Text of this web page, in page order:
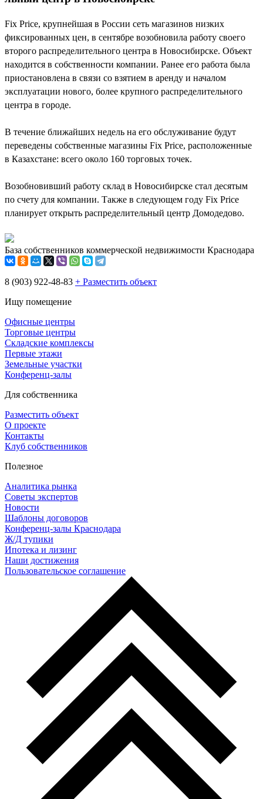
Fix Price, крупнейшая в России сеть магазинов низких
фиксированных цен, в сентябре возобновила работу своего
второго распределительного центра в Новосибирске. Объект
находится в собственности компании. Ранее его работа была
приостановлена в связи со взятием в аренду и началом
эксплуатации нового, более крупного распределительного
центра в городе.
В течение ближайших недель на его обслуживание будут
переведены собственные магазины Fix Price, расположенные
в Казахстане: всего около 160 торговых точек.
Возобновивший работу склад в Новосибирске стал десятым
по счету для компании. Также в следующем году Fix Price
планирует открыть распределительный центр Домодедово.
База собственников коммерческой недвижимости Краснодара
8 (903) 922-48-83 + Разместить объект
Ищу помещение
Офисные центры
Торговые центры
Складские комплексы
Первые этажи
Земельные участки
Конференц-залы
Для собственника
Разместить объект
О проекте
Контакты
Клуб собственников
Полезное
Аналитика рынка
Советы экспертов
Новости
Шаблоны договоров
Конференц-залы Краснодара
Ж/Д тупики
Ипотека и лизинг
Наши достижения
Пользовательское соглашение